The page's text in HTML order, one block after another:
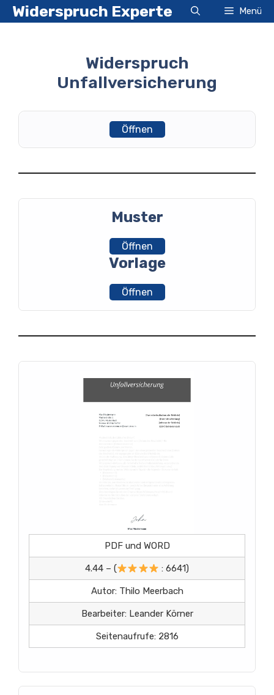
Zum
InhaltWiderspruch Experte Menü
Widerspruch
Unfallversicherung
Öffnen
Muster
Öffnen
Vorlage
Öffnen
PDF und WORD
4.44 – ( : 6641)
Autor: Thilo Meerbach
Bearbeiter: Leander Körner
Seitenaufrufe: 2816